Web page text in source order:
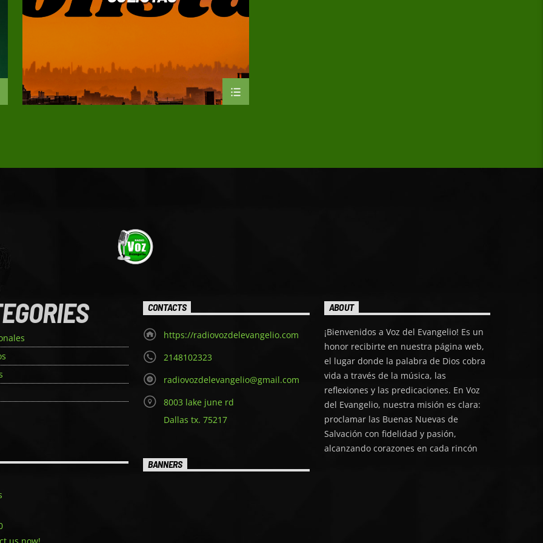
CONTACTS
https://radiovozdelevangelio.com
2148102323
radiovozdelevangelio@gmail.com
8003 lake june rd
Dallas tx. 75217
ABOUT
¡Bienvenidos a Voz del Evangelio! Es un
honor recibirte en nuestra página web,
el lugar donde la palabra de Dios cobra
vida a través de la música, las
reflexiones y las predicaciones. En Voz
del Evangelio, nuestra misión es clara:
proclamar las Buenas Nuevas de
Salvación con fidelidad y pasión,
alcanzando corazones en cada rincón
BANNERS